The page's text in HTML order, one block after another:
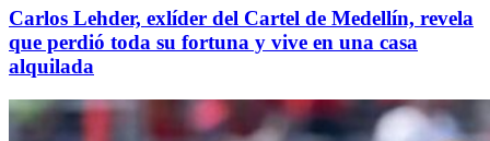
Carlos Lehder, exlíder del Cartel de Medellín, revela
que perdió toda su fortuna y vive en una casa
alquilada